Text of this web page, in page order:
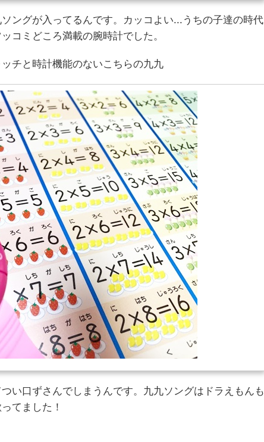
ングが入ってるんです。カッコよい...うちの子達の時代
コミどころ満載の腕時計でした。
チと時計機能のないこちらの九九
い口ずさんでしまうんです。九九ソングはドラえもんも
てました！